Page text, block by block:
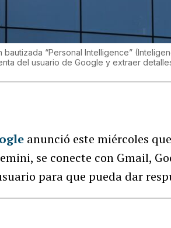
bautizada “Personal Intelligence”
del usuario de Google y extraer
anunció este miércoles
se conecte con Gmail,
para que pueda dar